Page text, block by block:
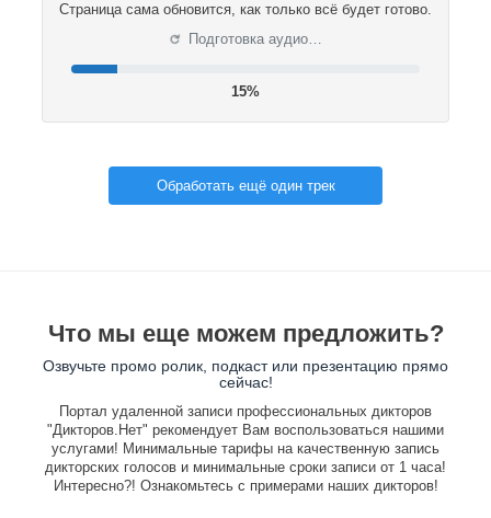
Страница сама обновится, как только всё будет готово.
⟳ Подготовка аудио…
16%
Обработать ещё один трек
Что мы еще можем предложить?
Озвучьте промо ролик, подкаст или презентацию прямо
сейчас!
Портал удаленной записи профессиональных дикторов
"Дикторов.Нет" рекомендует Вам воспользоваться нашими
услугами! Минимальные тарифы на качественную запись
дикторских голосов и минимальные сроки записи от 1 часа!
Интересно?! Ознакомьтесь с примерами наших дикторов!